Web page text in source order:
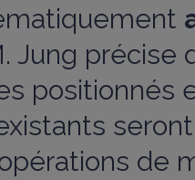
Jung précise
positionnés
de